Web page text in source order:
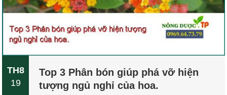
TH8
19
Top 3 Phân bón giúp phá vỡ hiện
tượng ngủ nghỉ của hoa.